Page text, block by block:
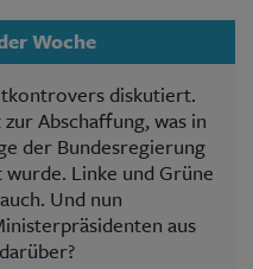
Woche
diskutiert.
Abschaffung, was in
der Bundesregierung
Linke und Grüne
Und nun
aus